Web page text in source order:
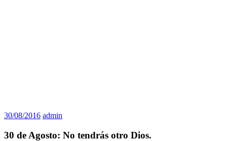
30/08/2016 admin
30 de Agosto: No tendrás otro Dios.